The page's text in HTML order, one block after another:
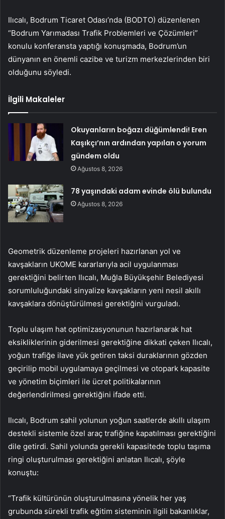
Ilıcalı, Bodrum Ticaret Odası’nda (BODTO) düzenlenen
“Bodrum Yarımadası Trafik Problemleri ve Çözümleri”
konulu konferansta yaptığı konuşmada, Bodrum’un
dünyanın en önemli cazibe ve turizm merkezlerinden biri
olduğunu söyledi.
İlgili Makaleler
Okuyanların boğazı düğümlendi! Eren
Kaşıkçı’nın ardından yapılan o yorum
gündem oldu
Ağustos 8, 2026
78 yaşındaki adam evinde ölü bulundu
Ağustos 8, 2026
Geometrik düzenleme projeleri hazırlanan yol ve
kavşakların UKOME kararlarıyla acil uygulanması
gerektiğini belirten Ilıcalı, Muğla Büyükşehir Belediyesi
sorumluluğundaki sinyalize kavşakların yeni nesil akıllı
kavşaklara dönüştürülmesi gerektiğini vurguladı.
Toplu ulaşım hat optimizasyonunun hazırlanarak hat
eksikliklerinin giderilmesi gerektiğine dikkati çeken Ilıcalı,
yoğun trafiğe ilave yük getiren taksi duraklarının gözden
geçirilip mobil uygulamaya geçilmesi ve otopark kapasite
ve yönetim biçimleri ile ücret politikalarının
değerlendirilmesi gerektiğini ifade etti.
Ilıcalı, Bodrum sahil yolunun yoğun saatlerde akıllı ulaşım
destekli sistemle özel araç trafiğine kapatılması gerektiğini
dile getirdi. Sahil yolunda gerekli kapasitede toplu taşıma
ringi oluşturulması gerektiğini anlatan Ilıcalı, şöyle
konuştu:
“Trafik kültürünün oluşturulmasına yönelik her yaş
grubunda sürekli trafik eğitim sisteminin ilgili bakanlıklar,